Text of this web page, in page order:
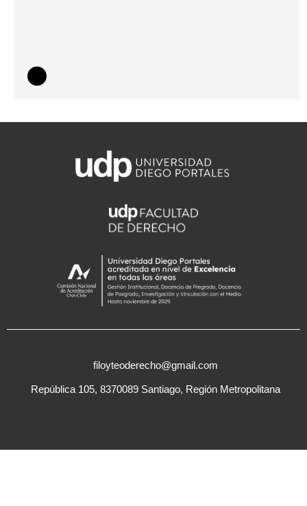
filoyteoderecho@gmail.com
República 105, 8370089 Santiago, Región Metropolitana